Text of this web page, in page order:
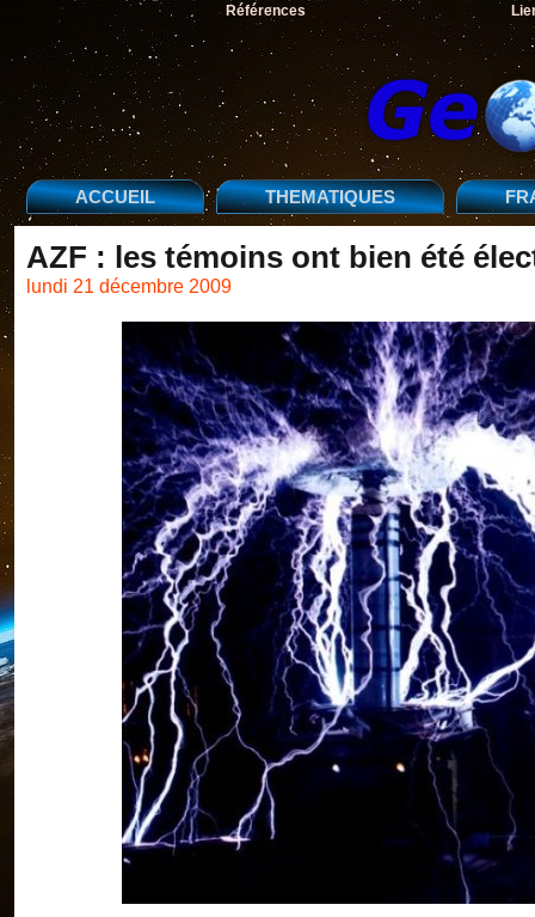
Références
ACCUEIL THEMATIQUES
AZF : les témoins ont bien été
lundi 21 décembre 2009